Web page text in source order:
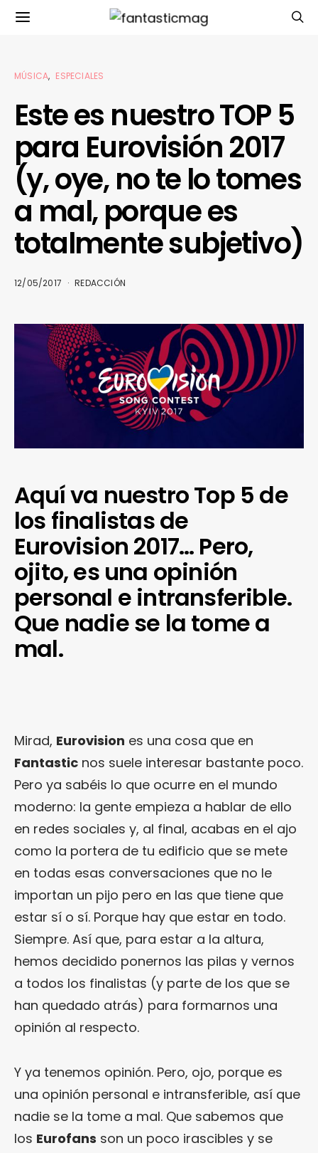
MÚSICA ESPECIALES
Este es nuestro TOP 5
para Eurovisión 2017
(y, oye, no te lo tomes
a mal, porque es
totalmente subjetivo)
12/05/2017 REDACCIÓN
Aquí va nuestro Top 5 de
los finalistas de
Eurovision 2017… Pero,
ojito, es una opinión
personal e intransferible.
Que nadie se la tome a
mal.
Mirad, Eurovision es una cosa que en
Fantastic nos suele interesar bastante poco.
Pero ya sabéis lo que ocurre en el mundo
moderno: la gente empieza a hablar de ello
en redes sociales y, al final, acabas en el ajo
como la portera de tu edificio que se mete
en todas esas conversaciones que no le
importan un pijo pero en las que tiene que
estar sí o sí. Porque hay que estar en todo.
Siempre. Así que, para estar a la altura,
hemos decidido ponernos las pilas y vernos
a todos los finalistas (y parte de los que se
han quedado atrás) para formarnos una
opinión al respecto.
Y ya tenemos opinión. Pero, ojo, porque es
una opinión personal e intransferible, así que
nadie se la tome a mal. Que sabemos que
los Eurofans son un poco irascibles y se